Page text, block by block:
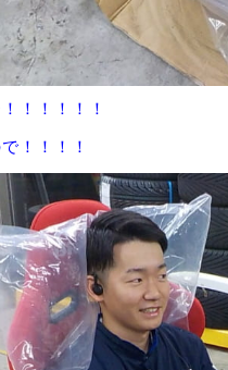
！！！！！！
！！！！